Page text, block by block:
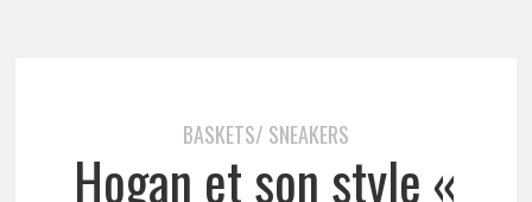
BASKETS/ SNEAKERS
Hogan et son style «